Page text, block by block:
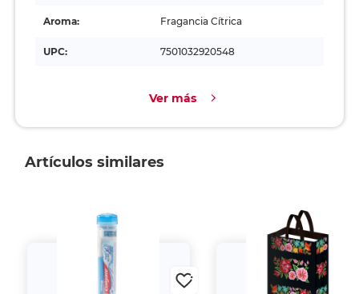
Aroma: Fragancia Cítrica
UPC: 7501032920548
Ver más
Artículos similares